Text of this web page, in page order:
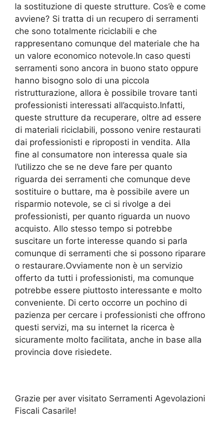
la sostituzione di queste strutture. Cos’è e come
avviene? Si tratta di un recupero di serramenti
che sono totalmente riciclabili e che
rappresentano comunque del materiale che ha
un valore economico notevole.In caso questi
serramenti sono ancora in buono stato oppure
hanno bisogno solo di una piccola
ristrutturazione, allora è possibile trovare tanti
professionisti interessati all’acquisto.Infatti,
queste strutture da recuperare, oltre ad essere
di materiali riciclabili, possono venire restaurati
dai professionisti e riproposti in vendita. Alla
fine al consumatore non interessa quale sia
l’utilizzo che se ne deve fare per quanto
riguarda dei serramenti che comunque deve
sostituire o buttare, ma è possibile avere un
risparmio notevole, se ci si rivolge a dei
professionisti, per quanto riguarda un nuovo
acquisto. Allo stesso tempo si potrebbe
suscitare un forte interesse quando si parla
comunque di serramenti che si possono riparare
o restaurare.Ovviamente non è un servizio
offerto da tutti i professionisti, ma comunque
potrebbe essere piuttosto interessante e molto
conveniente. Di certo occorre un pochino di
pazienza per cercare i professionisti che offrono
questi servizi, ma su internet la ricerca è
sicuramente molto facilitata, anche in base alla
provincia dove risiedete.
Grazie per aver visitato Serramenti Agevolazioni
Fiscali Casarile!